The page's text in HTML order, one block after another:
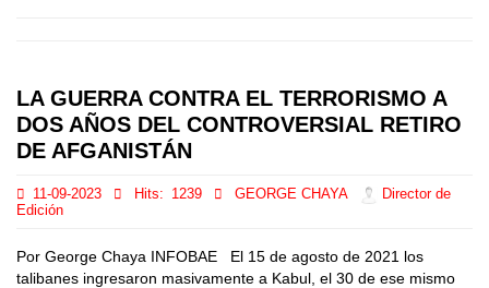
LA GUERRA CONTRA EL TERRORISMO A
DOS AÑOS DEL CONTROVERSIAL RETIRO
DE AFGANISTÁN
11-09-2023 Hits: 1239 GEORGE CHAYA
Director de
Edición
Por George Chaya INFOBAE El 15 de agosto de 2021 los
talibanes ingresaron masivamente a Kabul, el 30 de ese mismo